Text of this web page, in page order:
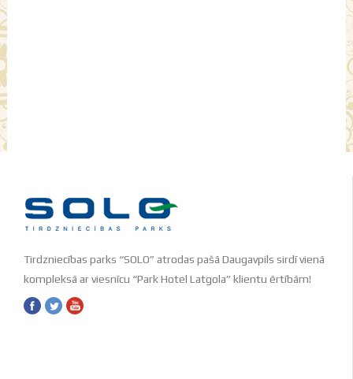
Tirdzniecības parks “SOLO” atrodas pašā Daugavpils sirdī vienā
kompleksā ar viesnīcu “Park Hotel Latgola” klientu ērtībām!